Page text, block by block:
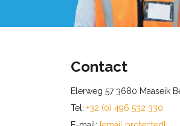
Contact
Elerweg 57 3680 Maaseik
Tel: +32 (0) 496 532 330